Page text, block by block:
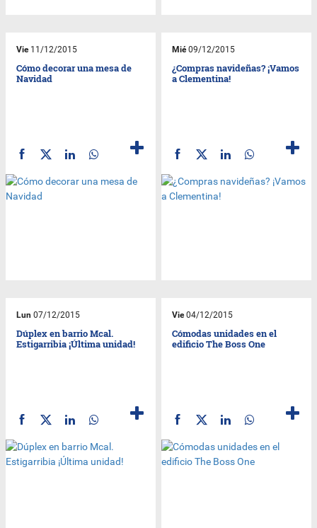
Vie11/12/2015
Cómo decorar una mesa de
Navidad
Mié09/12/2015
¿Compras navideñas? ¡Vamos
a Clementina!
Lun 07/12/2015
Dúplex en barrio Mcal.
Estigarribia ¡Última unidad!
Vie04/12/2015
Cómodas unidades en el
edificio The Boss One